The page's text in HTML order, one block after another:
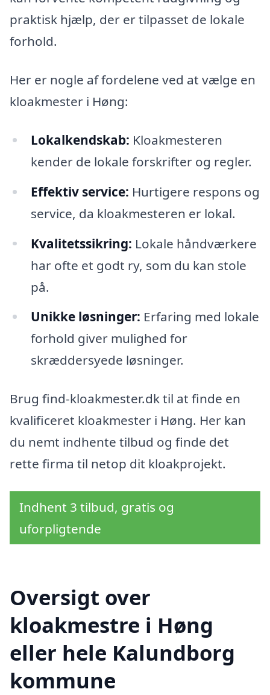
praktisk hjælp, der er tilpasset de lokale
forhold.
Her er nogle af fordelene ved at vælge en
kloakmester i Høng:
Lokalkendskab: Kloakmesteren
kender de lokale forskrifter og regler.
Effektiv service: Hurtigere respons og
service, da kloakmesteren er lokal.
Kvalitetssikring: Lokale håndværkere
har ofte et godt ry, som du kan stole
på.
Unikke løsninger: Erfaring med lokale
forhold giver mulighed for
skræddersyede løsninger.
Brug find-kloakmester.dk til at finde en
kvalificeret kloakmester i Høng. Her kan
du nemt indhente tilbud og finde det
rette firma til netop dit kloakprojekt.
Indhent 3 tilbud, gratis og
uforpligtende
Oversigt over
kloakmestre i Høng
eller hele Kalundborg
kommune